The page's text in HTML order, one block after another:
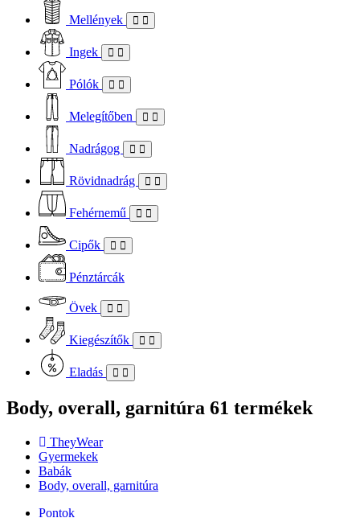
Mellények
Ingek
Pólók
Melegítőben
Nadrágog
Rövidnadrág
Fehérnemű
Cipők
Pénztárcák
Övek
Kiegészítők
Eladás
Body, overall, garnitúra 61 termékek
TheyWear
Gyermekek
Babák
Body, overall, garnitúra
Pontok